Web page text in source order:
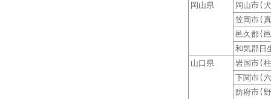
岡山県
岡山市(
笠岡市(
邑久郡(
和気郡日
山口県
岩国市(
下関市(
防府市(